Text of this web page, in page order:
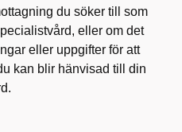
du söker till som
eller om det
eller uppgifter för att
kan blir hänvisad till din